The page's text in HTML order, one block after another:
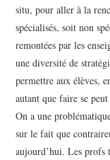
situ, pour aller à la
spécialisés, soit non
remontées par les
une diversité de
permettre aux élèves,
autant que faire se
On a une
sur le fait que
aujourd’hui. Les profs